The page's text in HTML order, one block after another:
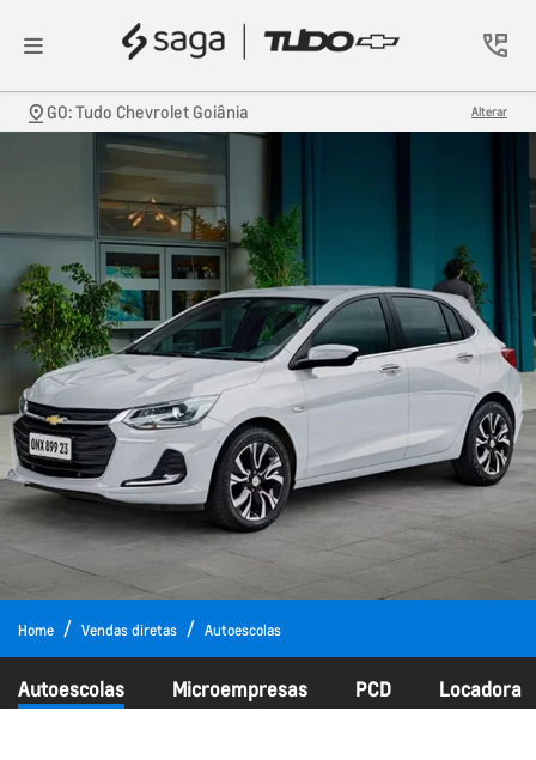
GO: Tudo Chevrolet Goiânia Alterar
Home Vendas diretas Autoescolas
Microempresas PCD Locadora
Autoescolas